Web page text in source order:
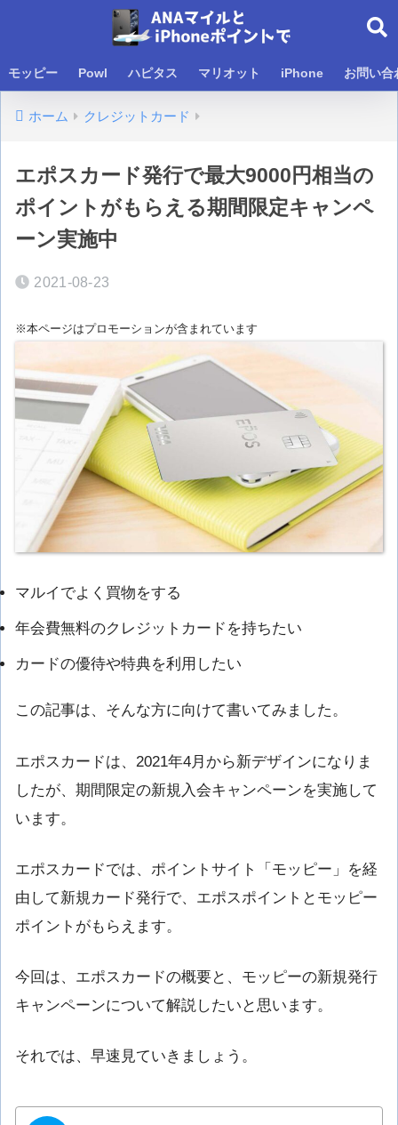
モッピー Powl ハピタス マリオット iPhone お問い合
ホーム クレジットカード
エポスカード発行で最大9000円相当の
ポイントがもらえる期間限定キャンペ
ーン実施中
2021-08-23
※本ページはプロモーションが含まれています
マルイでよく買物をする
年会費無料のクレジットカードを持ちたい
カードの優待や特典を利用したい
この記事は、そんな方に向けて書いてみました。
エポスカードは、2021年4月から新デザインになりま
したが、期間限定の新規入会キャンペーンを実施して
います。
エポスカードでは、ポイントサイト「モッピー」を経
由して新規カード発行で、エポスポイントとモッピー
ポイントがもらえます。
今回は、エポスカードの概要と、モッピーの新規発行
キャンペーンについて解説したいと思います。
それでは、早速見ていきましょう。